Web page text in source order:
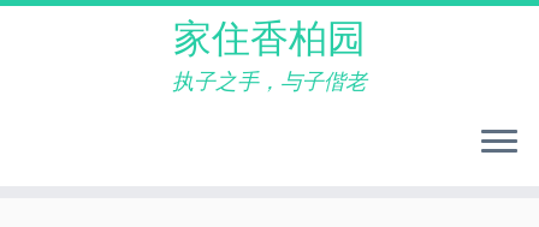
家住香柏园
执子之手，与子偕老